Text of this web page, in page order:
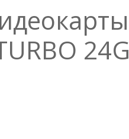
24G